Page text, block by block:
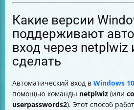
Какие версии
поддерживают
вход через netplwiz
сделать
Автоматический вход в Windows
помощью команды netplwiz (или
userpasswords2). Этот способ